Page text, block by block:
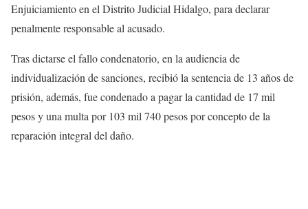
Enjuiciamiento en el Distrito Judicial Hidalgo, para declarar
penalmente responsable al acusado.
Tras dictarse el fallo condenatorio, en la audiencia de
individualización de sanciones, recibió la sentencia de 13 años de
prisión, además, fue condenado a pagar la cantidad de 17 mil
pesos y una multa por 103 mil 740 pesos por concepto de la
reparación integral del daño.